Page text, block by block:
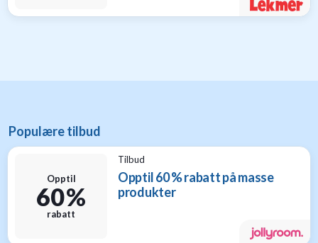
Populære tilbud
Opptil
60 %
rabatt
Tilbud
Opptil 60 % rabatt på masse
produkter
nybakte
foreldre